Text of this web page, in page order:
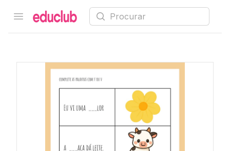
Open menu
Educlub Procurar